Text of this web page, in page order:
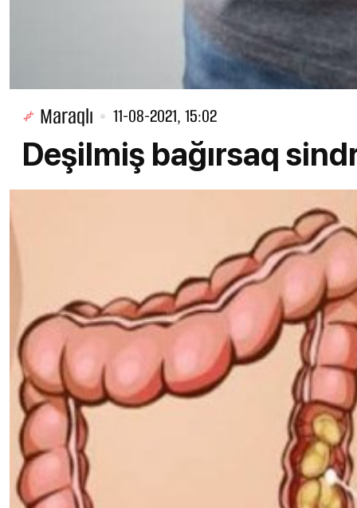
Maraqlı 11-08-2021, 15:02
Deşilmiş bağırsaq